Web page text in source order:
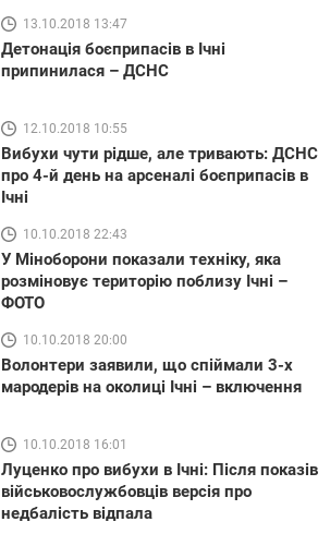
13.10.2018 13:47
Детонація боєприпасів в Ічні
припинилася – ДСНС
12.10.2018 10:55
Вибухи чути рідше, але тривають: ДСНС
про 4-й день на арсеналі боєприпасів в
Ічні
10.10.2018 22:43
У Міноборони показали техніку, яка
розміновує територію поблизу Ічні –
ФОТО
10.10.2018 20:00
Волонтери заявили, що спіймали 3-х
мародерів на околиці Ічні – включення
10.10.2018 16:01
Луценко про вибухи в Ічні: Після показів
військовослужбовців версія про
недбалість відпала